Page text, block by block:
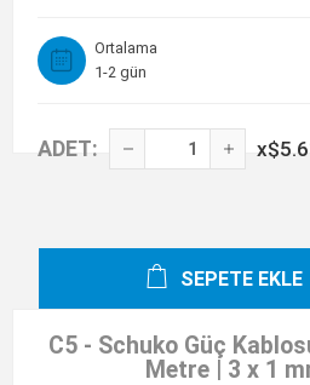
Ortalama
1-2 gün
ADET: x
SEPETE EKLE
C5 - Schuko Güç
Metre | 3 x 1